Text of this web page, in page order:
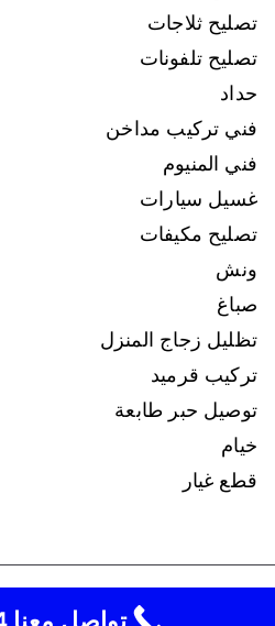
تصليح ثلاجات
تصليح تلفونات
حداد
فني تركيب مداخن
فني المنيوم
غسيل سيارات
تصليح مكيفات
ونش
صباغ
تظليل زجاج المنزل
تركيب قرميد
توصيل حبر طابعة
خيام
قطع غيار
كافة الحقوق محفوظة لـ